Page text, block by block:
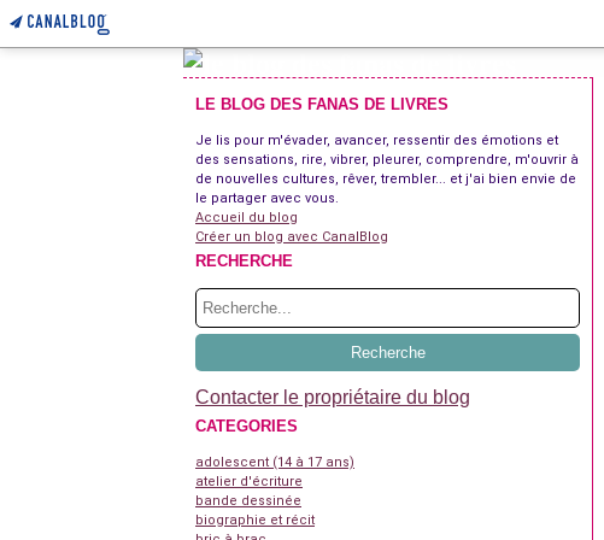
LE BLOG DES FANAS DE LIVRES
Je lis pour m'évader, avancer, ressentir des émotions et
des sensations, rire, vibrer, pleurer, comprendre, m'ouvrir à
de nouvelles cultures, rêver, trembler... et j'ai bien envie de
le partager avec vous.
Accueil du blog
Créer un blog avec CanalBlog
RECHERCHE
Contacter le propriétaire du blog
CATEGORIES
adolescent (14 à 17 ans)
atelier d'écriture
bande dessinée
biographie et récit